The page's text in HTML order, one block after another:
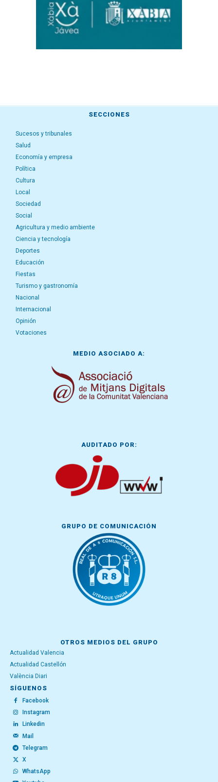
SECCIONES
Sucesos y tribunales
Salud
Economía y empresa
Política
Cultura
Local
Sociedad
Social
Agricultura y medio ambiente
Ciencia y tecnología
Deportes
Educación
Fiestas
Turismo y gastronomía
Nacional
Internacional
Opinión
Votaciones
MEDIO ASOCIADO A:
AUDITADO POR:
GRUPO DE COMUNICACIÓN
OTROS MEDIOS DEL GRUPO
Actualidad Valencia
Actualidad Castellón
València Diari
SÍGUENOS
Facebook
Instagram
Linkedin
Mail
Telegram
X
WhatsApp